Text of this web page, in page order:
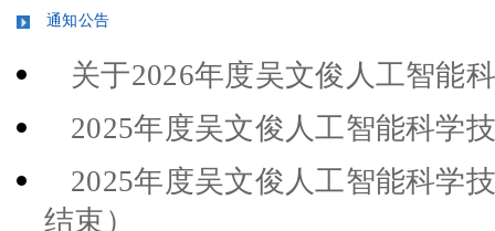
通知公告
关于2026年度吴文俊人工智能
2025年度吴文俊人工智能科学
2025年度吴文俊人工智能科学
结束）